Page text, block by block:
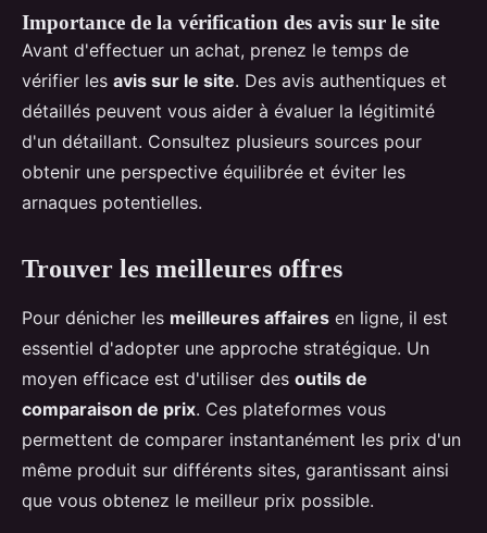
Importance de la vérification des avis sur le site
Avant d'effectuer un achat, prenez le temps de
vérifier les avis sur le site. Des avis authentiques et
détaillés peuvent vous aider à évaluer la légitimité
d'un détaillant. Consultez plusieurs sources pour
obtenir une perspective équilibrée et éviter les
arnaques potentielles.
Trouver les meilleures offres
Pour dénicher les meilleures affaires en ligne, il est
essentiel d'adopter une approche stratégique. Un
moyen efficace est d'utiliser des outils de
comparaison de prix. Ces plateformes vous
permettent de comparer instantanément les prix d'un
même produit sur différents sites, garantissant ainsi
que vous obtenez le meilleur prix possible.